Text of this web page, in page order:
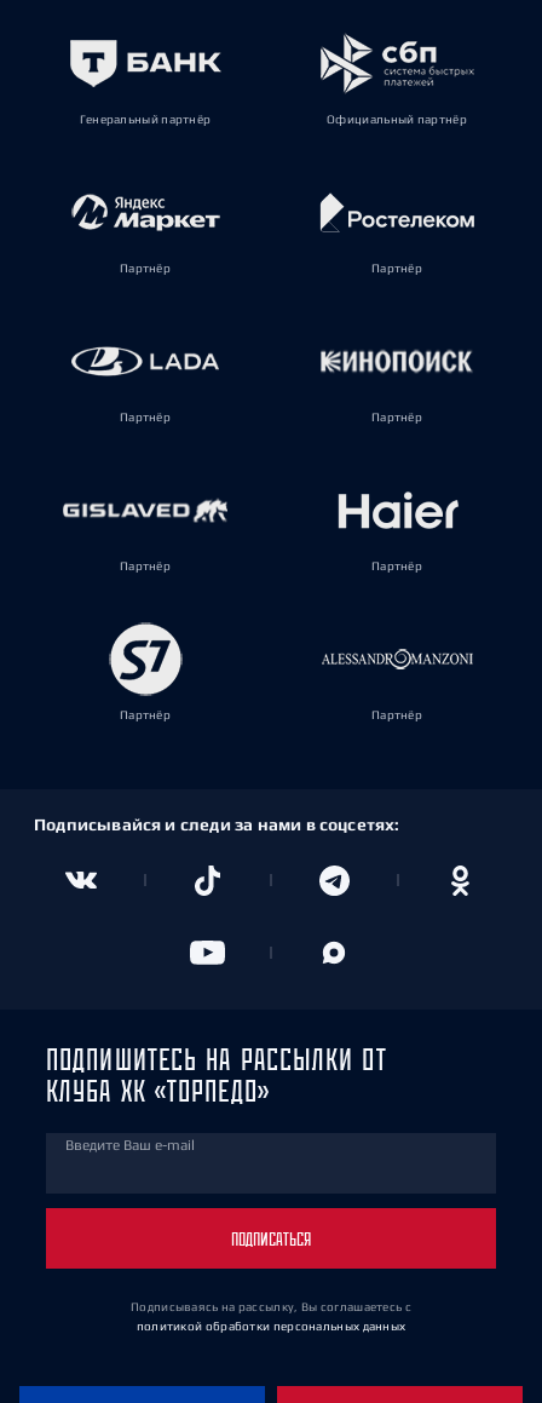
Генеральный партнёр Официальный партнёр
Партнёр Партнёр
Партнёр Партнёр
Партнёр Партнёр
Партнёр Партнёр
Подписывайся и следи за нами в соцсетях:
ПОДПИШИТЕСЬ НА РАССЫЛКИ ОТ
КЛУБА ХК «ТОРПЕДО»
Введите Ваш e-mail
ПОДПИСАТЬСЯ
Подписываясь на рассылку, Вы соглашаетесь с
политикой обработки персональных данных